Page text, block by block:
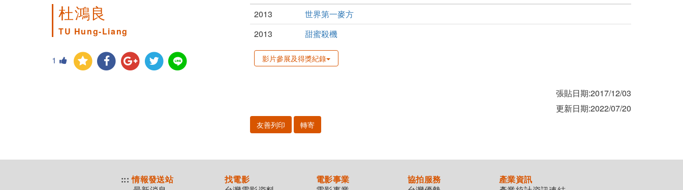
杜鴻良
TU Hung-Liang
1
2013
世界第一麥方
2013
甜蜜殺機
影片參展及得獎紀錄
張貼日期:2017/12/03
更新日期:2022/07/20
友善列印 轉寄
::: 情報發送站
找電影
電影事業
協拍服務
產業資訊